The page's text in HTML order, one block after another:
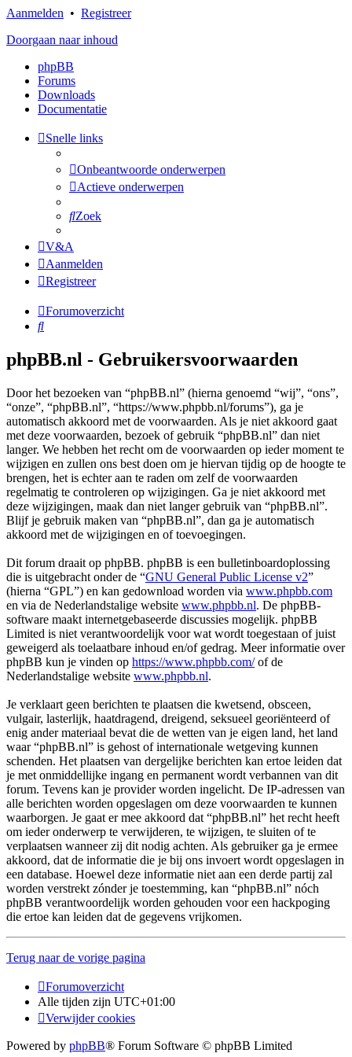
Aanmelden • Registreer
Doorgaan naar inhoud
phpBB
Forums
Downloads
Documentatie
Snelle links
Onbeantwoorde onderwerpen
Actieve onderwerpen
Zoek
V&A
Aanmelden
Registreer
Forumoverzicht
Zoek
phpBB.nl - Gebruikersvoorwaarden
Door het bezoeken van “phpBB.nl” (hierna genoemd “wij”, “ons”,
“onze”, “phpBB.nl”, “https://www.phpbb.nl/forums”), ga je
automatisch akkoord met de voorwaarden. Als je niet akkoord gaat
met deze voorwaarden, bezoek of gebruik “phpBB.nl” dan niet
langer. We hebben het recht om de voorwaarden op ieder moment te
wijzigen en zullen ons best doen om je hiervan tijdig op de hoogte te
brengen, het is echter aan te raden om zelf de voorwaarden
regelmatig te controleren op wijzigingen. Ga je niet akkoord met
deze wijzigingen, maak dan niet langer gebruik van “phpBB.nl”.
Blijf je gebruik maken van “phpBB.nl”, dan ga je automatisch
akkoord met de wijzigingen en of toevoegingen.
Dit forum draait op phpBB. phpBB is een bulletinboardoplossing
die is uitgebracht onder de “GNU General Public License v2”
(hierna “GPL”) en kan gedownload worden via www.phpbb.com
en via de Nederlandstalige website www.phpbb.nl. De phpBB-
software maakt internetgebaseerde discussies mogelijk. phpBB
Limited is niet verantwoordelijk voor wat wordt toegestaan of juist
geweigerd als toelaatbare inhoud en/of gedrag. Meer informatie over
phpBB kun je vinden op https://www.phpbb.com/of de
Nederlandstalige website www.phpbb.nl.
Je verklaart geen berichten te plaatsen die kwetsend, obsceen,
vulgair, lasterlijk, haatdragend, dreigend, seksueel georiënteerd of
enig ander materiaal bevat die de wetten van je eigen land, het land
waar “phpBB.nl” is gehost of internationale wetgeving kunnen
schenden. Het plaatsen van dergelijke berichten kan ertoe leiden dat
je met onmiddellijke ingang en permanent wordt verbannen van dit
forum. Tevens kan je provider worden ingelicht. De IP-adressen van
alle berichten worden opgeslagen om deze voorwaarden te kunnen
waarborgen. Je gaat er mee akkoord dat “phpBB.nl” het recht heeft
om ieder onderwerp te verwijderen, te wijzigen, te sluiten of te
verplaatsen wanneer zij dit nodig achten. Als gebruiker ga je ermee
akkoord, dat de informatie die je bij ons invoert wordt opgeslagen in
een database. Hoewel deze informatie niet aan een derde partij zal
worden verstrekt zónder je toestemming, kan “phpBB.nl” nóch
phpBB verantwoordelijk worden gehouden voor een hackpoging
die ertoe kan leiden dat de gegevens vrijkomen.
Terug naar de vorige pagina
Forumoverzicht
Alle tijden zijn UTC+01:00
Verwijder cookies
Powered by phpBB® Forum Software © phpBB Limited